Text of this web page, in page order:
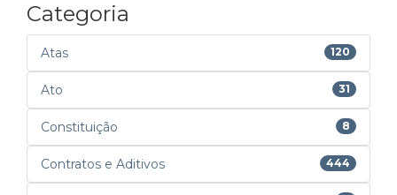
Categoria
Atas 120
Ato 31
Constituição 8
Contratos e Aditivos 444